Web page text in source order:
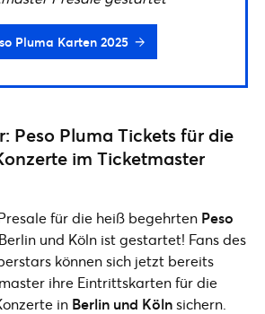
Pluma Karten 2025
Peso Pluma Tickets für die
im Ticketmaster
für die heiß begehrten Peso
und Köln ist gestartet! Fans des
können sich jetzt bereits
ihre Eintrittskarten für die
in Berlin und Kölnsichern.